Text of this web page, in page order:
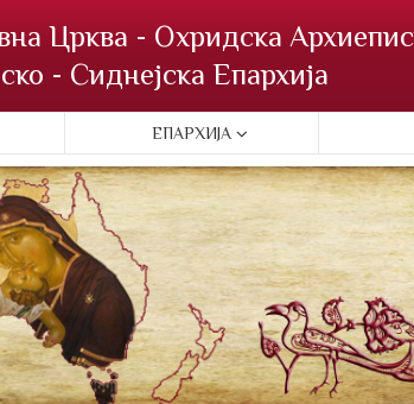
Црква - Охридска
- Сиднејска Епархија
ЕПАРХИЈА